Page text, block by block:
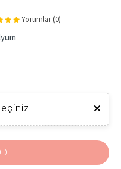
Yorumlar (0)